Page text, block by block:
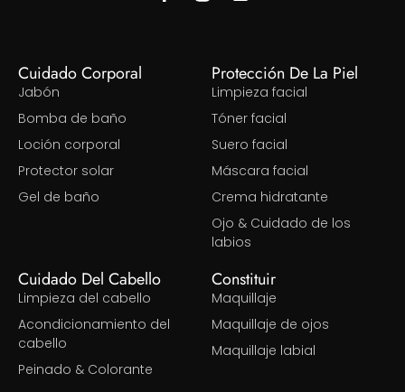
Cuidado Corporal
Jabón
Bomba de baño
Loción corporal
Protector solar
Gel de baño
Protección De La Piel
Limpieza facial
Tóner facial
Suero facial
Máscara facial
Crema hidratante
Ojo & Cuidado de los
labios
Cuidado Del Cabello
Limpieza del cabello
Acondicionamiento del
cabello
Peinado & Colorante
Constituir
Maquillaje
Maquillaje de ojos
Maquillaje labial